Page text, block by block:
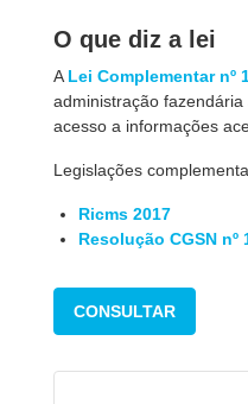
O que diz a lei
A Lei Complementar nº
administração
acesso a informações
Legislações
Ricms 2017
Resolução CGSN nº
CONSULTAR